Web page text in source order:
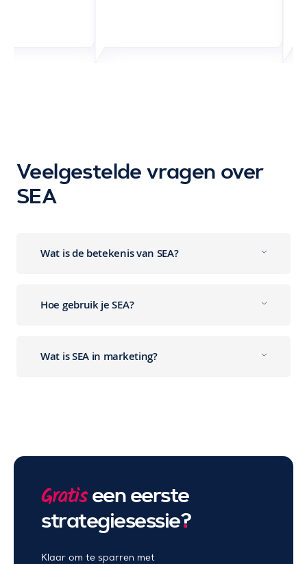
Veelgestelde vragen over
SEA
Wat is de betekenis van SEA?
Hoe gebruik je SEA?
Wat is SEA in marketing?
Gratiseen eerste
strategiesessie?
Klaar om te sparren met